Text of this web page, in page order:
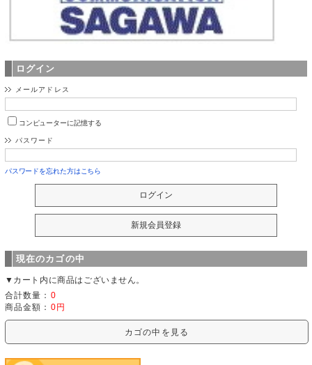
ログイン
メールアドレス
コンピューターに記憶する
パスワード
パスワードを忘れた方はこちら
現在のカゴの中
▼カート内に商品はございません。
合計数量： 0
商品金額： 0円
カゴの中を見る